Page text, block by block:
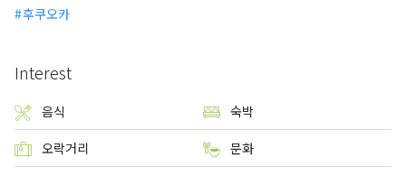
후쿠오카
Interest
음식 숙박
오락거리 문화